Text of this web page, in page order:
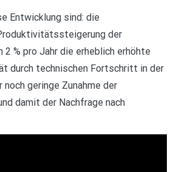
Entwicklung sind: die
der
2 % pro Jahr die erheblich erhöhte
durch technischen Fortschritt in der
noch geringe Zunahme der
damit der Nachfrage nach